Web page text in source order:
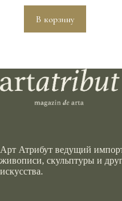
В корзину
Арт Атрибут ведущий
живописи, скульптуры и
искусства.